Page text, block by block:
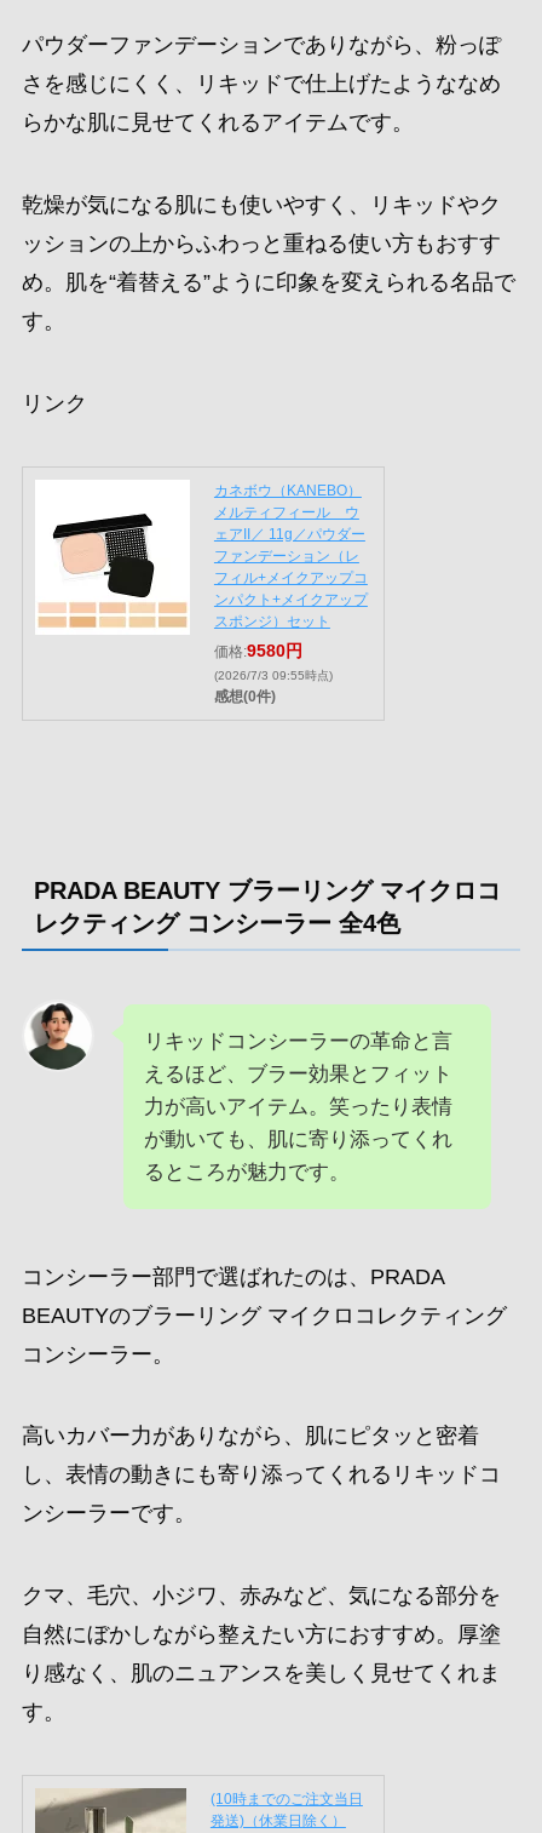
パウダーファンデーションでありながら、粉っぽ
さを感じにくく、リキッドで仕上げたようななめ
らかな肌に見せてくれるアイテムです。
乾燥が気になる肌にも使いやすく、リキッドやク
ッションの上からふわっと重ねる使い方もおすす
め。肌を“着替える”ように印象を変えられる名品で
す。
リンク
カネボウ（KANEBO）
メルティフィール ウ
ェアII／ 11g／パウダー
ファンデーション（レ
フィル+メイクアップコ
ンパクト+メイクアップ
スポンジ）セット
価格:9580円
(2026/7/3 09:55時点)
感想(0件)
PRADA BEAUTY ブラーリング マイクロコ
レクティング コンシーラー 全4色
リキッドコンシーラーの革命と言
えるほど、ブラー効果とフィット
力が高いアイテム。笑ったり表情
が動いても、肌に寄り添ってくれ
るところが魅力です。
コンシーラー部門で選ばれたのは、PRADA
BEAUTYのブラーリング マイクロコレクティング
コンシーラー。
高いカバー力がありながら、肌にピタッと密着
し、表情の動きにも寄り添ってくれるリキッドコ
ンシーラーです。
クマ、毛穴、小ジワ、赤みなど、気になる部分を
自然にぼかしながら整えたい方におすすめ。厚塗
り感なく、肌のニュアンスを美しく見せてくれま
す。
(10時までのご注文当日
発送)（休業日除く）